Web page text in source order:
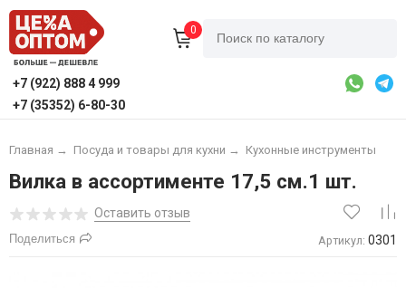
0
+7 (922) 888 4 999
+7 (35352) 6-80-30
Главная → Посуда и товары для кухни → Кухонные инструменты
Вилка в ассортименте 17,5 см.1 шт.
Оставить отзыв
Поделиться Артикул: 0301